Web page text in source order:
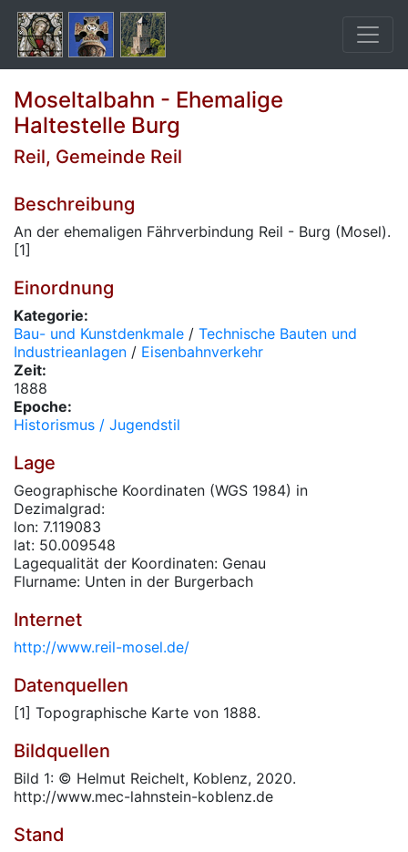
Moseltalbahn - Ehemalige
Haltestelle Burg
Reil, Gemeinde Reil
Beschreibung
An der ehemaligen Fährverbindung Reil - Burg (Mosel).
[1]
Einordnung
Kategorie:
Bau- und Kunstdenkmale / Technische Bauten und
Industrieanlagen / Eisenbahnverkehr
Zeit:
1888
Epoche:
Historismus / Jugendstil
Lage
Geographische Koordinaten (WGS 1984) in
Dezimalgrad:
lon: 7.119083
lat: 50.009548
Lagequalität der Koordinaten: Genau
Flurname: Unten in der Burgerbach
Internet
http://www.reil-mosel.de/
Datenquellen
[1] Topographische Karte von 1888.
Bildquellen
Bild 1: © Helmut Reichelt, Koblenz, 2020.
http://www.mec-lahnstein-koblenz.de
Stand